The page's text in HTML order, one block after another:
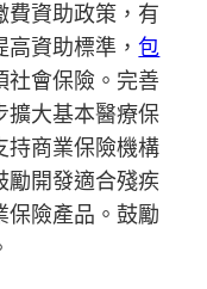
費資助政策，有
高資助標準，包
社會保險。完善
擴大基本醫療保
持商業保險機構
勵開發適合殘疾
保險產品。鼓勵